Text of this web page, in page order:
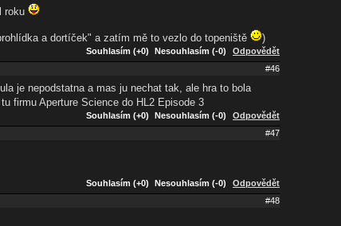
roku
a dortíček" a zatím mě to vezlo do topeniště )
Souhlasím (+0) Nesouhlasím (-0) Odpovědět
#46
je nepodstatna a mas ju nechat tak, ale hra to bola
firmu Aperture Science do HL2 Episode 3
Souhlasím (+0) Nesouhlasím (-0) Odpovědět
#47
Souhlasím (+0) Nesouhlasím (-0) Odpovědět
#48